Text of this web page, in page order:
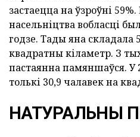
застаецца на ўзроўні
насельніцтва вобласці
годзе. Тады яна складала
квадратны кіламетр. З
пастаянна памяншаўся. У
толькі 30,9 чалавек на
НАТУРАЛЬНЫ